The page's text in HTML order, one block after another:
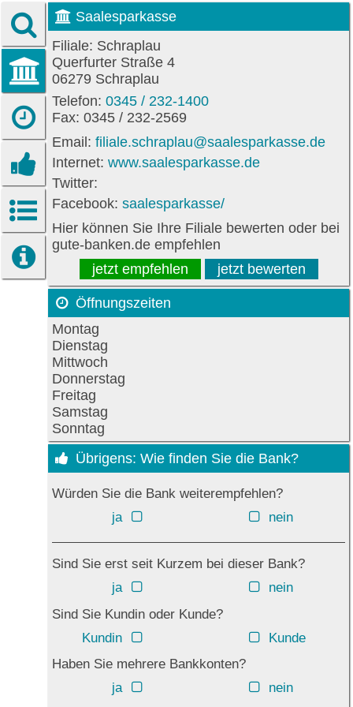
Saalesparkasse
Filiale: Schraplau
Querfurter Straße 4
06279 Schraplau
Telefon: 0345 / 232-1400
Fax: 0345 / 232-2569
Email: filiale.schraplau@saalesparkasse.de
Internet: www.saalesparkasse.de
Twitter:
Facebook: saalesparkasse/
Hier können Sie Ihre Filiale bewerten oder bei
gute-banken.de empfehlen
jetzt empfehlen
jetzt bewerten
Öffnungszeiten
Montag
Dienstag
Mittwoch
Donnerstag
Freitag
Samstag
Sonntag
Übrigens: Wie finden Sie die Bank?
Würden Sie die Bank weiterempfehlen?
ja
nein
Sind Sie erst seit Kurzem bei dieser Bank?
ja
nein
Sind Sie Kundin oder Kunde?
Kundin
Kunde
Haben Sie mehrere Bankkonten?
ja
nein